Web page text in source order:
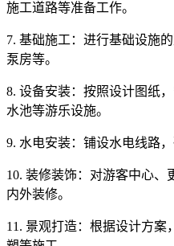
施工道路等准备工作。
7. 基础施工：进行基础设施
泵房等。
8. 设备安装：按照设计图纸
水池等游乐设施。
9. 水电安装：铺设水电线路
10. 装修装饰：对游客中心、
内外装修。
11. 景观打造：根据设计方案